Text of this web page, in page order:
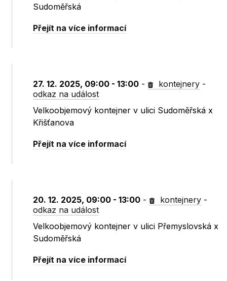
Sudoměřská
Přejít na více informací
27. 12. 2025, 09:00 - 13:00 - kontejnery -
odkaz na událost
Velkoobjemový kontejner v ulici Sudoměřská x
Křišťanova
Přejít na více informací
20. 12. 2025, 09:00 - 13:00 - kontejnery -
odkaz na událost
Velkoobjemový kontejner v ulici Přemyslovská x
Sudoměřská
Přejít na více informací